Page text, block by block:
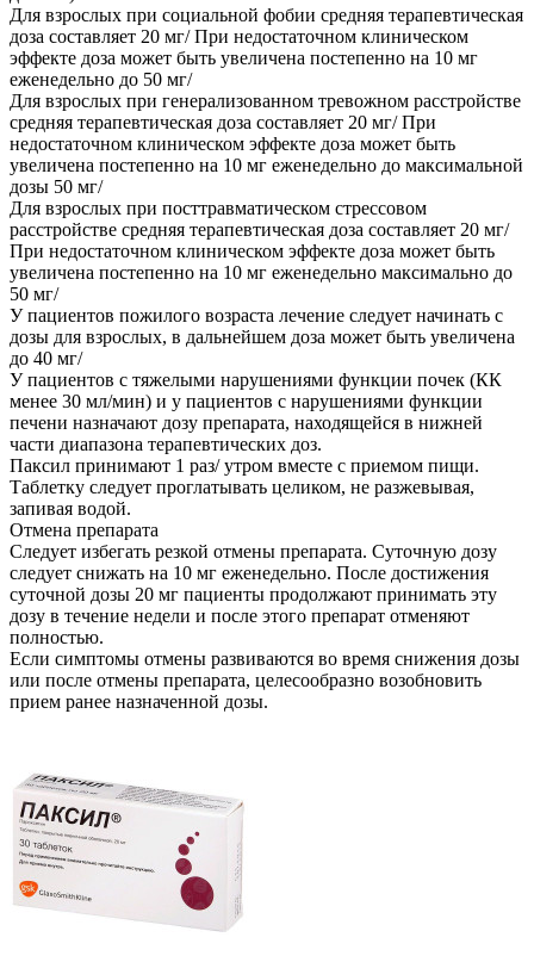
Для взрослых при социальной фобии средняя терапевтическая
доза составляет 20 мг/ При недостаточном клиническом
эффекте доза может быть увеличена постепенно на 10 мг
еженедельно до 50 мг/
Для взрослых при генерализованном тревожном расстройстве
средняя терапевтическая доза составляет 20 мг/ При
недостаточном клиническом эффекте доза может быть
увеличена постепенно на 10 мг еженедельно до максимальной
дозы 50 мг/
Для взрослых при посттравматическом стрессовом
расстройстве средняя терапевтическая доза составляет 20 мг/
При недостаточном клиническом эффекте доза может быть
увеличена постепенно на 10 мг еженедельно максимально до
50 мг/
У пациентов пожилого возраста лечение следует начинать с
дозы для взрослых, в дальнейшем доза может быть увеличена
до 40 мг/
У пациентов с тяжелыми нарушениями функции почек (КК
менее 30 мл/мин) и у пациентов с нарушениями функции
печени назначают дозу препарата, находящейся в нижней
части диапазона терапевтических доз.
Паксил принимают 1 раз/ утром вместе с приемом пищи.
Таблетку следует проглатывать целиком, не разжевывая,
запивая водой.
Отмена препарата
Следует избегать резкой отмены препарата. Суточную дозу
следует снижать на 10 мг еженедельно. После достижения
суточной дозы 20 мг пациенты продолжают принимать эту
дозу в течение недели и после этого препарат отменяют
полностью.
Если симптомы отмены развиваются во время снижения дозы
или после отмены препарата, целесообразно возобновить
прием ранее назначенной дозы.